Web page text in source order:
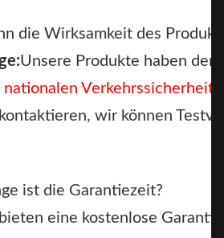
die Wirksamkeit des
Unsere Produkte haben den
nationalen
wir können
ist die Garantiezeit?
eine kostenlose